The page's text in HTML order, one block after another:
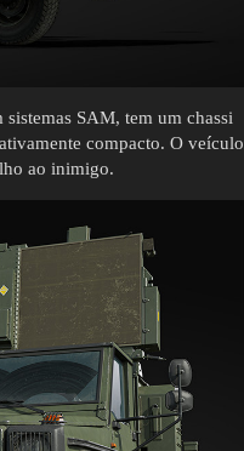
SAM, tem um chassi
compacto. O veículo
ao inimigo.